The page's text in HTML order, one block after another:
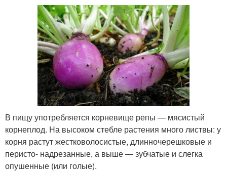
В пищу употребляется корневище репы — мясистый
корнеплод. На высоком стебле растения много листвы: у
корня растут жестковолосистые, длинночерешковые и
перисто- надрезанные, а выше — зубчатые и слегка
опушенные (или голые).